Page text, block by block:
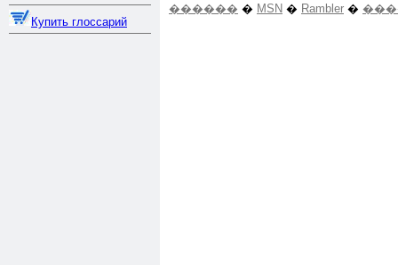
Купить глоссарий
������ � MSN � Rambler �